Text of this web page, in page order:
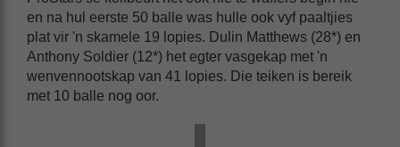
en na hul eerste 50 balle was hulle ook vyf paaltjies
plat vir 'n skamele 19 lopies. Dulin Matthews (28*) en
Anthony Soldier (12*) het egter vasgekap met 'n
wenvennootskap van 41 lopies. Die teiken is bereik
met 10 balle nog oor.